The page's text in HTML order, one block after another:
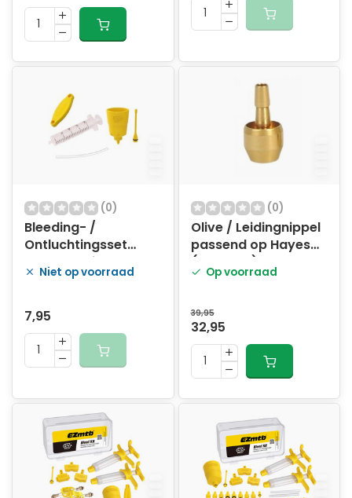
(0)
Bleeding- /
Ontluchtingsset
EZMTB Basic
Niet op voorraad
7,95
(0)
Olive / Leidingnippel
passend op Hayes
(25 stuks)
Op voorraad
39,95
32,95